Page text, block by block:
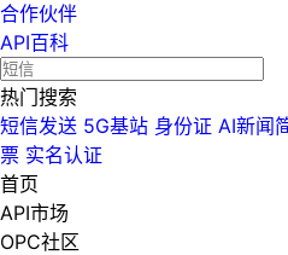
合作伙伴
API百科
热门搜索
短信发送 5G基站 身份证 AI新闻
票 实名认证
首页
API市场
OPC社区